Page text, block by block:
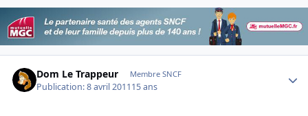
Dom Le Trappeur Membre SNCF
Publication:8 avril 201115 ans